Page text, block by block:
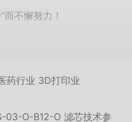
不懈努力！
药行业 3D打印业
03-O-B12-O 滤芯技术参